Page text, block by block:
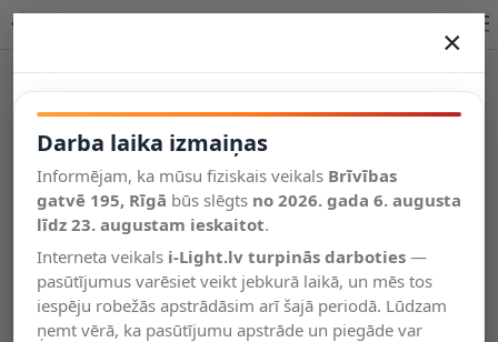
Salīdzināt
Vēlmju
saraksts
Valodas
-23%
×
Darba laika izmaiņas
Informējam, ka mūsu fiziskais veikals Brīvības
gatvē 195, Rīgā būs slēgts no 2026. gada 6. augusta
līdz 23. augustam ieskaitot.
Interneta veikals i-Light.lv turpinās darboties —
pasūtījumus varēsiet veikt jebkurā laikā, un mēs tos
iespēju robežās apstrādāsim arī šajā periodā. Lūdzam
ņemt vērā, ka pasūtījumu apstrāde un piegāde var